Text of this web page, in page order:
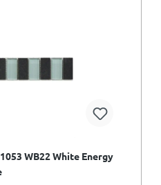
WB22 White Energy